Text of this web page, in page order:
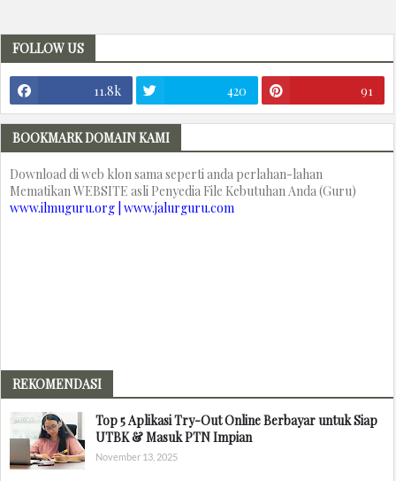
FOLLOW US
11.8k 420 91
BOOKMARK DOMAIN KAMI
Download di web klon sama seperti anda perlahan-lahan
Mematikan WEBSITE asli Penyedia File Kebutuhan Anda (Guru)
www.ilmuguru.org | www.jalurguru.com
REKOMENDASI
Top 5 Aplikasi Try-Out Online Berbayar untuk Siap
UTBK & Masuk PTN Impian
November 13, 2025